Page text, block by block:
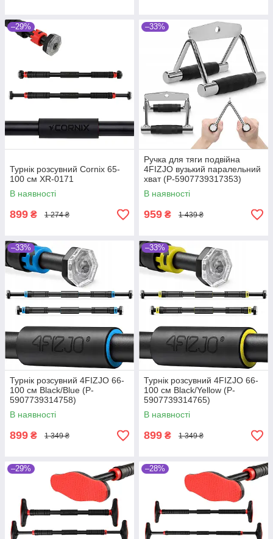
–29%
Турнік розсувний Cornix 65-
100 см XR-0171
В наявності
899 ₴ 1 274 ₴
–33%
Ручка для тяги подвійна
4FIZJO вузький паралельний
хват (P-5907739317353)
В наявності
959 ₴ 1 439 ₴
–33%
Турнік розсувний 4FIZJO 66-
100 см Black/Blue (P-
5907739314758)
В наявності
899 ₴ 1 349 ₴
–33%
Турнік розсувний 4FIZJO 66-
100 см Black/Yellow (P-
5907739314765)
В наявності
899 ₴ 1 349 ₴
–29% –28%